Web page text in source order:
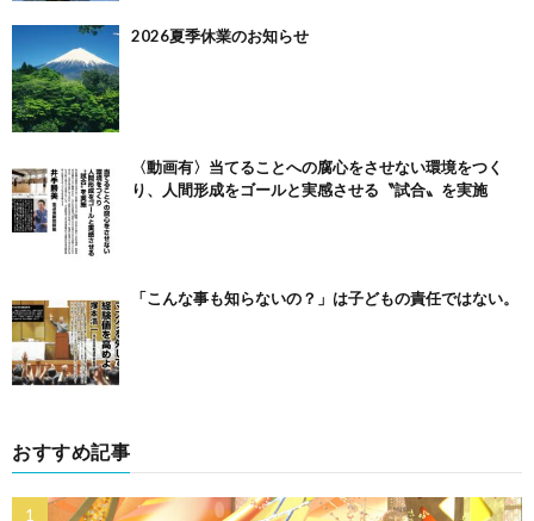
2026夏季休業のお知らせ
〈動画有〉当てることへの腐心をさせない環境をつく
り、人間形成をゴールと実感させる〝試合〟を実施
「こんな事も知らないの？」は子どもの責任ではない。
おすすめ記事